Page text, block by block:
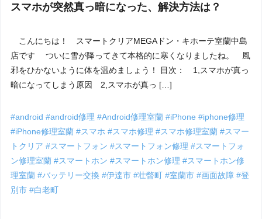
スマホが突然真っ暗になった、解決方法は？
こんにちは！ スマートクリアMEGAドン・キホーテ室蘭中島
店です ついに雪が降ってきて本格的に寒くなりましたね。 風
邪をひかないように体を温めましょう！ 目次： 1,スマホが真っ
暗になってしまう原因 2,スマホが真っ […]
#android#android修理#Android修理室蘭#iPhone#iphone修理
#iPhone修理室蘭#スマホ#スマホ修理#スマホ修理室蘭#スマー
トクリア#スマートフォン#スマートフォン修理#スマートフォ
ン修理室蘭#スマートホン#スマートホン修理#スマートホン修
理室蘭#バッテリー交換#伊達市#壮瞥町#室蘭市#画面故障#登
別市#白老町